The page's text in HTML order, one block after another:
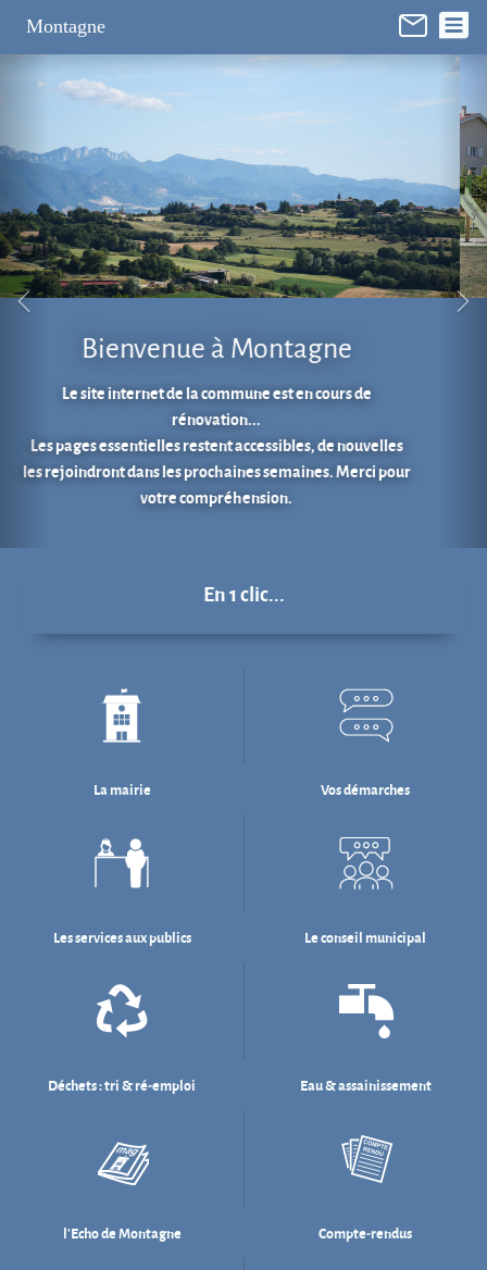
Montagne
Aire de jeux au cœur du village.
En 1 clic...
La mairie Vos démarches
Les services aux publics Le conseil municipal
Déchets : tri & ré-emploi Eau & assainissement
l'Echo de Montagne Compte-rendus
Délibérations Budget